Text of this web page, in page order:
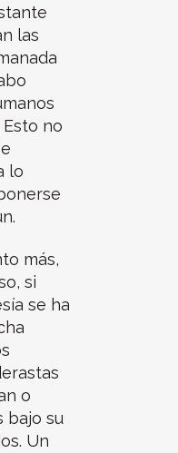
las
Esto no
lo
más,
si
se ha
o
bajo su
Un